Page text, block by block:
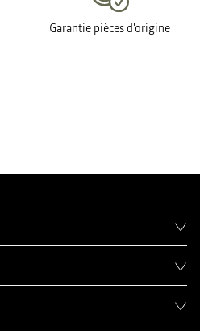
Garantie pièces d'origine